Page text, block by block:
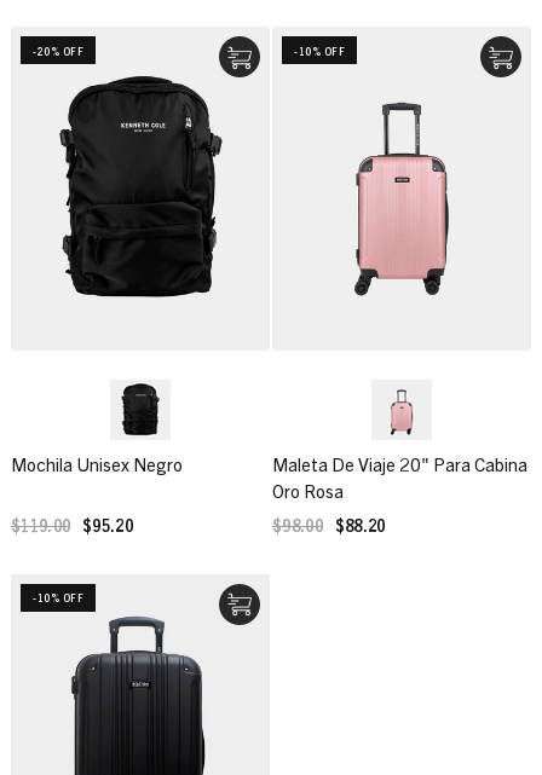
-20% OFF
Mochila Unisex Negro
$119.00 $95.20
-10% OFF
Maleta De Viaje 20" Para Cabina
Oro Rosa
$98.00 $88.20
-10% OFF